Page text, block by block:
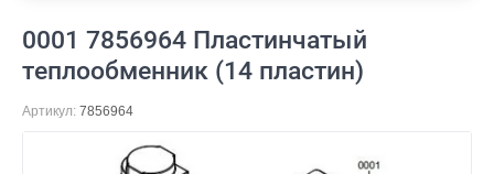
0001 7856964 Пластинчатый
теплообменник (14 пластин)
Артикул: 7856964